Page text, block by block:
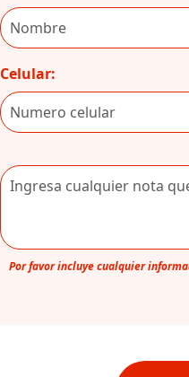
Celular:
Por favor incluye cualquier